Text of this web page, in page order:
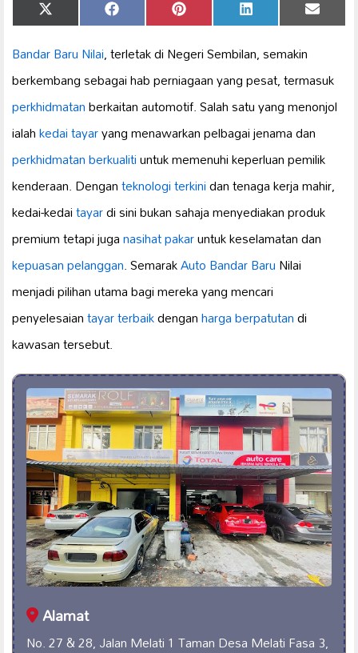
Share
on
X
(Twitter)
Share
on
Facebook Share
on
Pinterest Share
on
LinkedIn Share
on
Email
Bandar Baru Nilai, terletak di Negeri Sembilan, semakin
berkembang sebagai hab perniagaan yang pesat, termasuk
perkhidmatanberkaitan automotif. Salah satu yang menonjol
ialahkedai tayaryang menawarkan pelbagai jenama dan
perkhidmatan berkualitiuntuk memenuhi keperluan pemilik
kenderaan. Denganteknologi terkinidan tenaga kerja mahir,
kedai-kedaitayardi sini bukan sahaja menyediakan produk
premium tetapi juganasihat pakaruntuk keselamatan dan
kepuasan pelanggan. SemarakAutoBandar BaruNilai
menjadi pilihan utama bagi mereka yang mencari
penyelesaiantayar terbaikdenganharga berpatutandi
kawasan tersebut.
Alamat
No. 27 & 28, Jalan Melati 1 Taman Desa Melati Fasa 3,